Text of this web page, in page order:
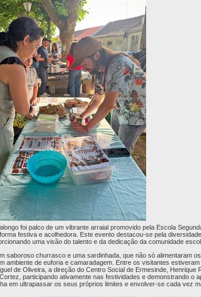
foi palco de um vibrante arraial promovido pela Escola
festiva e acolhedora. Este evento destacou-se pela
uma visão do talento e da dedicação da comunidade
saboroso churrasco e uma sardinhada, que não só alimentaram
ambiente de euforia e camaradagem. Entre os visitantes
de Oliveira, a direção do Centro Social de Ermesinde, Henrique
participando ativamente nas festividades e demonstrando o
em ultrapassar os seus próprios limites e envolver-se cada vez